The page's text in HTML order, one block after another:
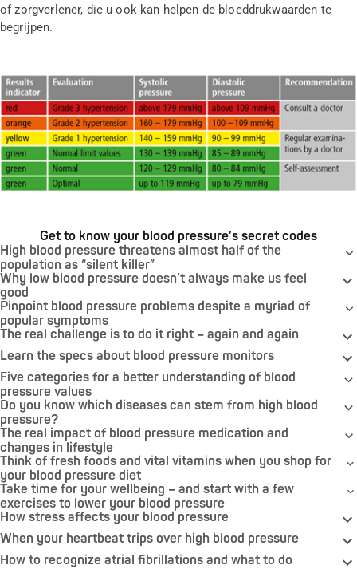
of zorgverlener, die u ook kan helpen de bloeddrukwaarden te
begrijpen.
Get to know your blood pressure’s secret codes
High blood pressure threatens almost half of the
population as “silent killer”
Why low blood pressure doesn’t always make us feel
good
Pinpoint blood pressure problems despite a myriad of
popular symptoms
The real challenge is to do it right – again and again
Learn the specs about blood pressure monitors
Five categories for a better understanding of blood
pressure values
Do you know which diseases can stem from high blood
pressure?
The real impact of blood pressure medication and
changes in lifestyle
Think of fresh foods and vital vitamins when you shop for
your blood pressure diet
Take time for your wellbeing – and start with a few
exercises to lower your blood pressure
How stress affects your blood pressure
When your heartbeat trips over high blood pressure
How to recognize atrial fibrillations and what to do